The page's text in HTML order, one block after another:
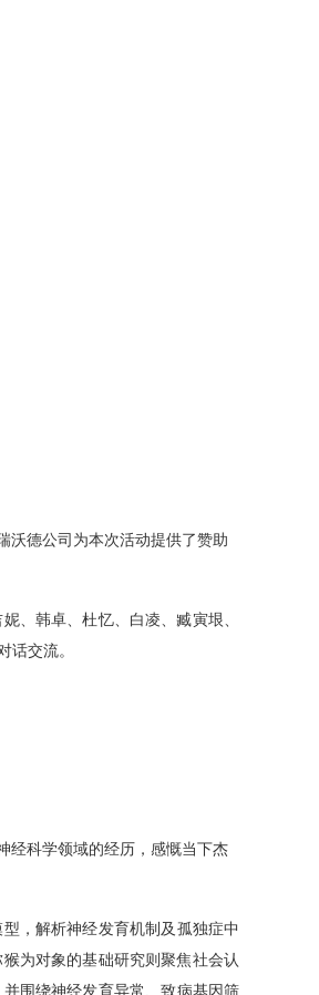
沃德公司为本次活动提供了赞助
、韩卓、杜忆、白凌、臧寅垠、
话交流。
经科学领域的经历，感慨当下杰
型，解析神经发育机制及孤独症中
为对象的基础研究则聚焦社会认
围绕神经发育异常、致病基因筛